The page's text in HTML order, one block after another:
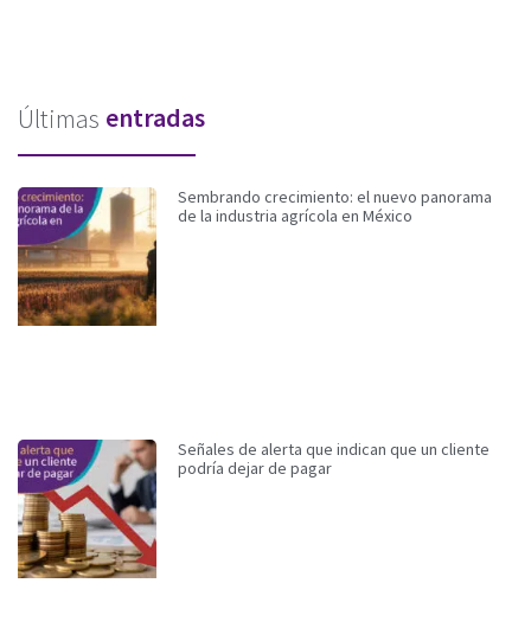
Últimas entradas
Sembrando crecimiento: el nuevo panorama
de la industria agrícola en México
Señales de alerta que indican que un cliente
podría dejar de pagar